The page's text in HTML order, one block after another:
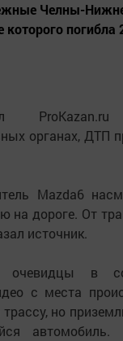
Челны-
которого
органах, ДТП
Mazda6
на дороге. От
источник.
в
с места
но
автомобиль.